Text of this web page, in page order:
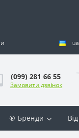
ua
(099) 281 66 55
Замовити дзвінок
® Бренди